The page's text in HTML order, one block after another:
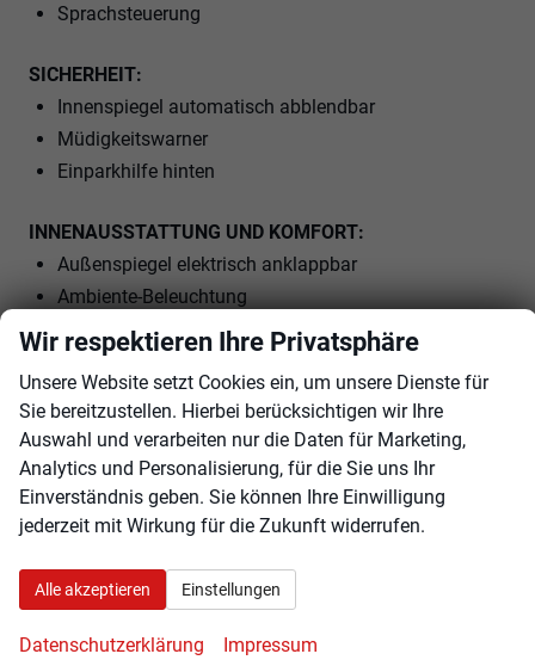
Sprachsteuerung
SICHERHEIT:
Innenspiegel automatisch abblendbar
Müdigkeitswarner
Einparkhilfe hinten
INNENAUSSTATTUNG UND KOMFORT:
Außenspiegel elektrisch anklappbar
Ambiente-Beleuchtung
Multifunktionslenkrad
Schaltwippen am Lenkrad
EXTRAS:
Sportpaket
Metallic
LM-Felgen
Innen
Ambiente-Beleuchtung
Wir respektieren Ihre Privatsphäre
Unsere Website setzt Cookies ein, um unsere Dienste für
Sie bereitzustellen. Hierbei berücksichtigen wir Ihre
Auswahl und verarbeiten nur die Daten für Marketing,
Analytics und Personalisierung, für die Sie uns Ihr
Einverständnis geben. Sie können Ihre Einwilligung
jederzeit mit Wirkung für die Zukunft widerrufen.
Alle akzeptieren Einstellungen
Datenschutzerklärung Impressum